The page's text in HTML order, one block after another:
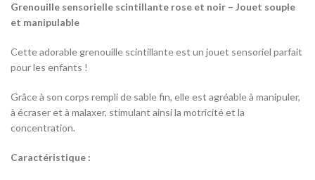
Grenouille sensorielle scintillante rose et noir – Jouet souple
et manipulable
Cette adorable grenouille scintillante est un jouet sensoriel parfait
pour les enfants !
Grâce à son corps rempli de sable fin, elle est agréable à manipuler,
à écraser et à malaxer, stimulant ainsi la motricité et la
concentration.
Caractéristique :